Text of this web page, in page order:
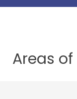
Areas of